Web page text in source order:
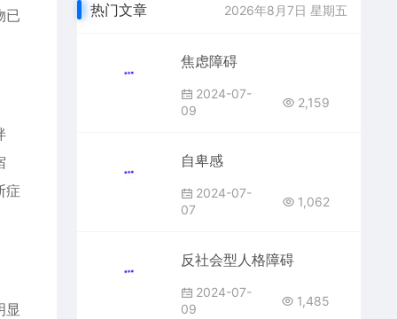
已
症
显
热门文章 2026年8月7日 星期五
焦虑障碍
2024-07-
09
2,159
自卑感
2024-07-
07
1,062
反社会型人格障碍
2024-07-
09
1,485